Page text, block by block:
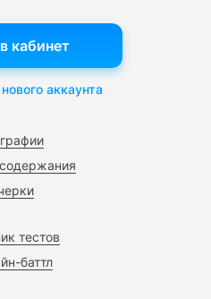
тестов
баттл
кабинет
аккаунта